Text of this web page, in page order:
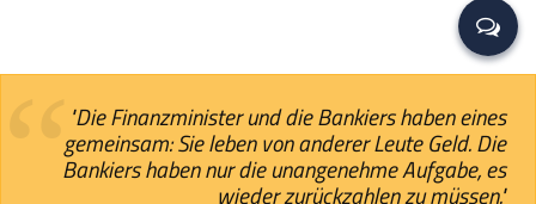
"Die Finanzminister und die Bankiers haben eines
gemeinsam: Sie leben von anderer Leute Geld. Die
Bankiers haben nur die unangenehme Aufgabe, es
wieder zurückzahlen zu müssen."